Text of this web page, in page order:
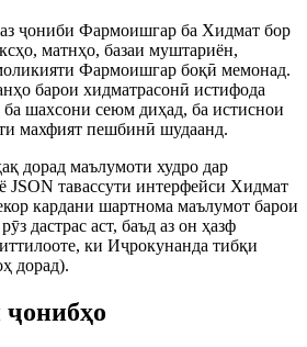
ҷониби Фармоишгар ба Хидмат бор
матнҳо, базаи муштариён,
Фармоишгар боқӣ мемонад.
барои хидматрасонӣ истифода
ба шахсони сеюм диҳад, ба истиснои
махфият пешбинӣ шудаанд.
дорад маълумоти худро дар
JSON тавассути интерфейси Хидмат
кардани шартнома маълумот барои
дастрас аст, баъд аз он ҳазф
ки Иҷрокунанда тибқи
дорад).